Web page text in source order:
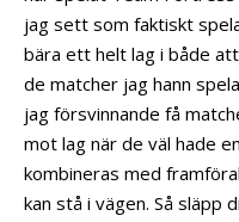
jag sett som faktiskt
bära ett helt lag i både
de matcher jag hann
jag försvinnande få
mot lag när de väl hade
kombineras med
kan stå i vägen. Så släpp